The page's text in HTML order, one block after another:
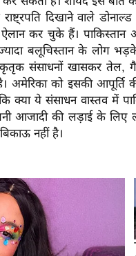
दिखाने वाले डोनाल्ड
ऐलान कर चुके हैं।
बलूचिस्तान के लोग
संसाधनों खासकर तेल,
अमेरिका को इसकी आपूर्ति
क्या ये संसाधन वास्तव में
आजादी की लड़ाई के लिए
नहीं है।